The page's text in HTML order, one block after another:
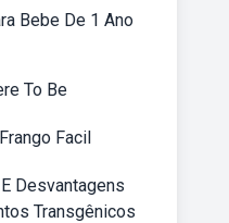
Bebe De 1 Ano
To Be
Facil
Desvantagens
Transgênicos